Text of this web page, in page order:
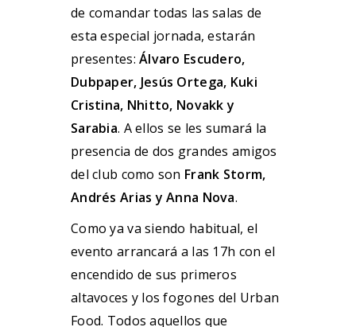
de comandar todas las salas de
esta especial jornada, estarán
presentes:Álvaro Escudero,
Dubpaper, Jesús Ortega, Kuki
Cristina, Nhitto, Novakk y
Sarabia. A ellos se les sumará la
presencia de dos grandes amigos
del club como son Frank Storm,
Andrés Arias y Anna Nova.
Como ya va siendo habitual, el
evento arrancará a las 17h con el
encendido de sus primeros
altavoces y los fogones del Urban
Food. Todos aquellos que